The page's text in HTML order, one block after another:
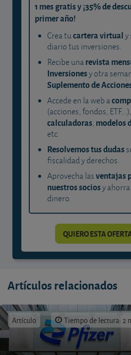
1 mes gratis y ¡35% de
primer año!
Crea tucartera virtualy
diario tus inversiones.
Recibe unarevista
Inversionesy otra
Suplemento de
Accede en la web a
(acciones, fondos, ETF...),
calculadoras, modelos
etc.
Resolvemos tus dudas
fiscalidad y derechos.
Aprovecha lasventajas
nuestros sociosy
dinero.
QUIERO ESTA
Artículos relacionados
Artículo Tiempo de lectura: 2